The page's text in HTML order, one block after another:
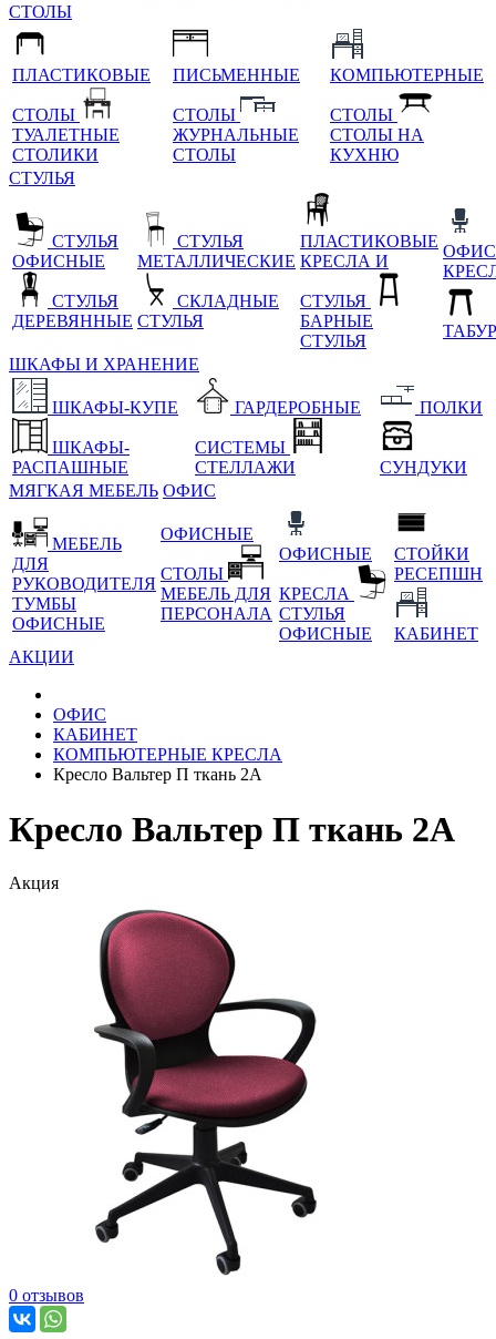
СТОЛЫ
ПЛАСТИКОВЫЕ
СТОЛЫ
ТУАЛЕТНЫЕ
СТОЛИКИ
ПИСЬМЕННЫЕ
СТОЛЫ
ЖУРНАЛЬНЫЕ
СТОЛЫ
КОМПЬЮТЕРНЫЕ
СТОЛЫ
СТОЛЫ НА
КУХНЮ
СТУЛЬЯ
СТУЛЬЯ
ОФИСНЫЕ
СТУЛЬЯ
ДЕРЕВЯННЫЕ
СТУЛЬЯ
МЕТАЛЛИЧЕСКИЕ
СКЛАДНЫЕ
СТУЛЬЯ
ПЛАСТИКОВЫЕ
КРЕСЛА И
СТУЛЬЯ
БАРНЫЕ
СТУЛЬЯ
ШКАФЫ И ХРАНЕНИЕ
ШКАФЫ-КУПЕ
ШКАФЫ-
РАСПАШНЫЕ
ГАРДЕРОБНЫЕ
СИСТЕМЫ
СТЕЛЛАЖИ
ПОЛКИ
СУНДУКИ
МЯГКАЯ МЕБЕЛЬ ОФИС
МЕБЕЛЬ
ДЛЯ
РУКОВОДИТЕЛЯ
ТУМБЫ
ОФИСНЫЕ
ОФИСНЫЕ
СТОЛЫ
МЕБЕЛЬ ДЛЯ
ПЕРСОНАЛА
ОФИСНЫЕ
КРЕСЛА
СТУЛЬЯ
ОФИСНЫЕ
СТОЙКИ
РЕСЕПШН
КАБИНЕТ
АКЦИИ
ОФИС
КАБИНЕТ
КОМПЬЮТЕРНЫЕ КРЕСЛА
Кресло Вальтер П ткань 2А
Кресло Вальтер П ткань 2А
Акция
0 отзывов